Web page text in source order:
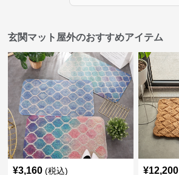
玄関マット屋外のおすすめアイテム
¥3,160 (税込) ¥12,200